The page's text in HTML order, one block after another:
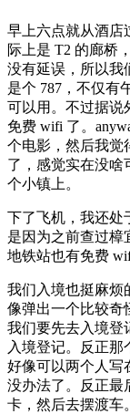
早上六点就从酒店
际上是 T2 的廊桥
没有延误，所以我
是个 787，不仅有
可以用。不过据说
免费 wifi 了。
个电影，然后我觉
了，感觉实在没啥
个小镇上。
下了飞机，我还处
是因为之前查过樟
地铁站也有免费
我们入境也挺麻烦
像弹出一个比较奇
我们要先去入境登
入境登记。反正那
好像可以两个人写
没办法了。反正最
卡，然后去摆渡车